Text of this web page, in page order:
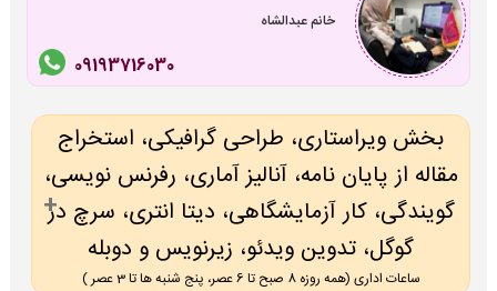
خانم عبدالشاه
09193716030
بخش ویراستاری، طراحی گرافیکی، استخراج
مقاله از پایان نامه، آنالیز آماری، رفرنس نویسی،
گویندگی، کار آزمایشگاهی، دیتا انتری، سرچ در
گوگل، تدوین ویدئو، زیرنویس و دوبله
ساعات اداری (همه روزه 8 صبح تا 6 عصر، پنج شنبه ها تا 3 عصر )